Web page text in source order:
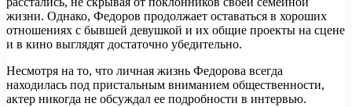
жизни. Однако, Федоров продолжает оставаться в хороших
отношениях с бывшей девушкой и их общие проекты на сцене
и в кино выглядят достаточно убедительно.
Несмотря на то, что личная жизнь Федорова всегда
находилась под пристальным вниманием общественности,
актер никогда не обсуждал ее подробности в интервью.